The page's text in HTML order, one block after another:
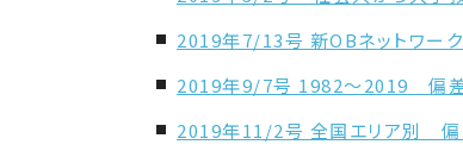
2019年7/13号 新OBネットワ
2019年9/7号 1982～2019 偏
2019年11/2号 全国エリア別